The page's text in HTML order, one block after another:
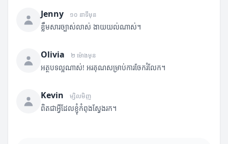
Jenny ១០ នាទីមុន
ខ្លឹមសារច្បាស់លាស់ ងាយយល់ណាស់។
Olivia ២ ម៉ោងមុន
អត្ថបទល្អណាស់! អរគុណសម្រាប់ការចែករំលែក។
Kevin ម្សិលមិញ
ពិតជាអ្វីដែលខ្ញុំកំពុងស្វែងរក។